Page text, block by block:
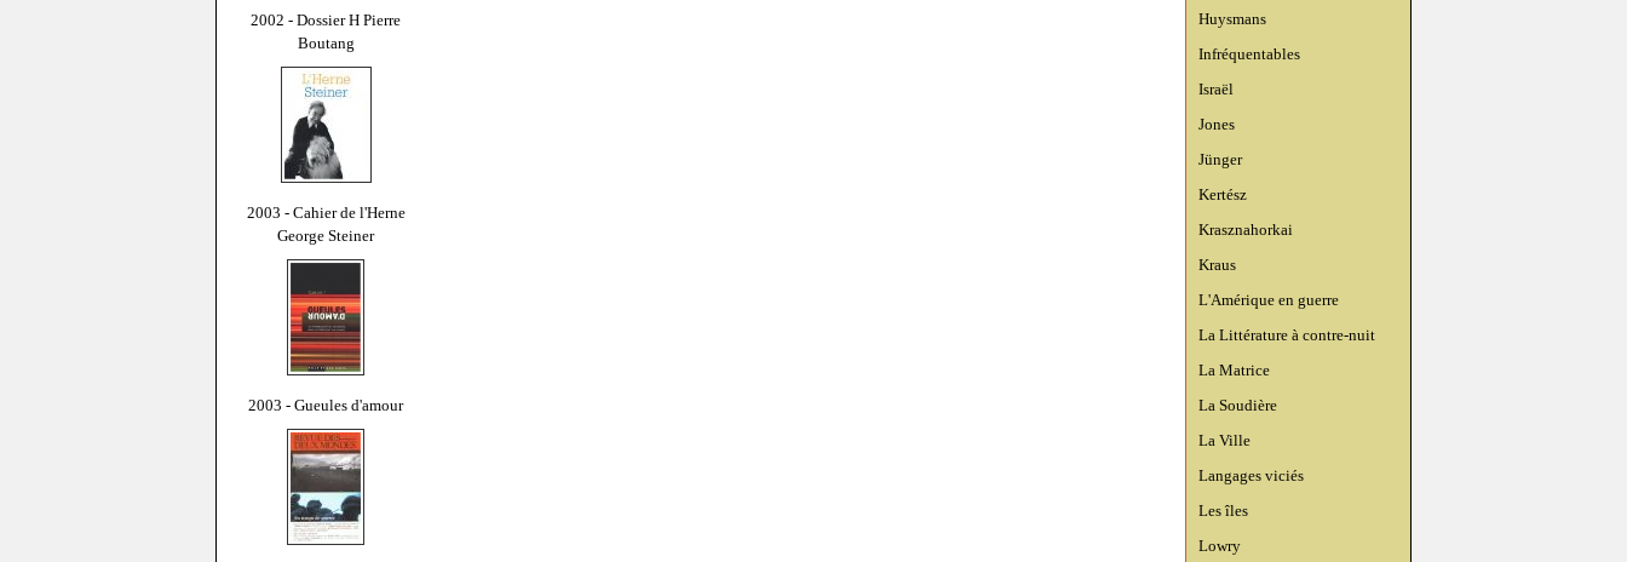
2002 - Dossier H Pierre
Boutang
2003 - Cahier de l'Herne
George Steiner
2003 - Gueules d'amour
Huysmans
Infréquentables
Israël
Jones
Jünger
Kertész
Krasznahorkai
Kraus
L'Amérique en guerre
La Littérature à contre-nuit
La Matrice
La Soudière
La Ville
Langages viciés
Les îles
Lowry